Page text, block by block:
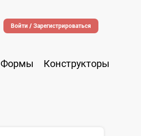
Войти / Зарегистрироваться
Формы
Конструкторы